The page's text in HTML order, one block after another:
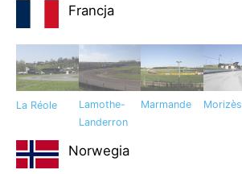
Francja
La Réole
Lamothe-
Landerron
Marmande Morizès
Norwegia